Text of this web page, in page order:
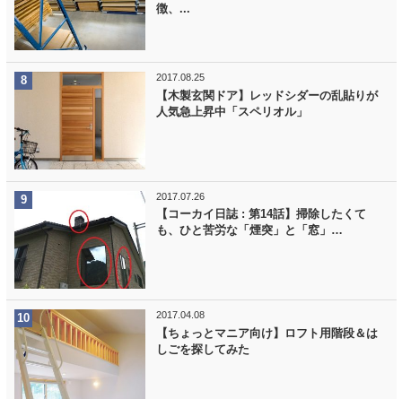
徴、...
2017.08.25
【木製玄関ドア】レッドシダーの乱貼りが
人気急上昇中「スペリオル」
2017.07.26
【コーカイ日誌 : 第14話】掃除したくて
も、ひと苦労な「煙突」と「窓」…
2017.04.08
【ちょっとマニア向け】ロフト用階段＆は
しごを探してみた